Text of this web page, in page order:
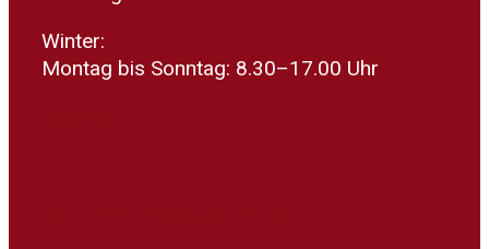
Winter:
Montag bis Sonntag: 8.30–17.00 Uhr